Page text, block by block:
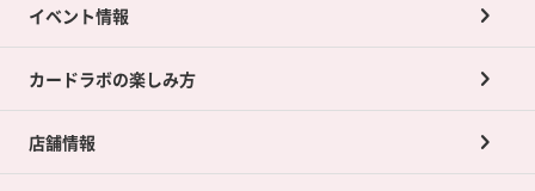
イベント情報
カードラボの楽しみ方
店舗情報